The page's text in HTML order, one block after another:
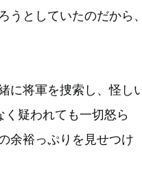
としていたのだから、
に将軍を捜索し、怪し
疑われても一切怒ら
余裕っぷりを見せつけ